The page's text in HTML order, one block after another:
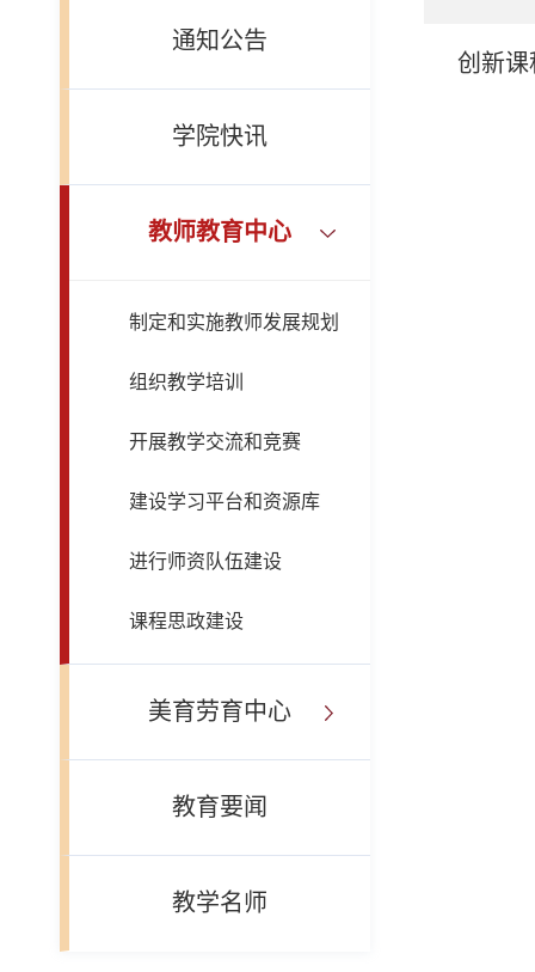
通知公告
学院快讯
教师教育中心
制定和实施教师发展规划
组织教学培训
开展教学交流和竞赛
建设学习平台和资源库
进行师资队伍建设
课程思政建设
美育劳育中心
教育要闻
教学名师
创新课